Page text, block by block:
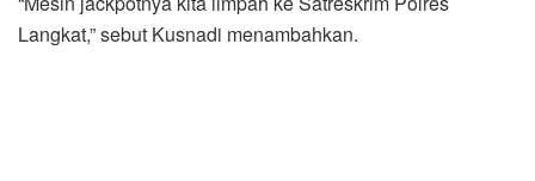
Langkat,” sebut Kusnadi menambahkan.